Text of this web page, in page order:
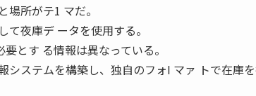
所がテ1 マだ。
夜庫デ ータを使用する。
とす る情報は異なっている。
システムを構築し、独自のフォI マァ トで在庫